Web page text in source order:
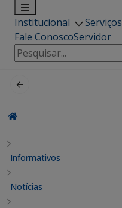
Institucional Serviços
Fale ConoscoServidor
Pesquisar
por:
Informativos
Notícias